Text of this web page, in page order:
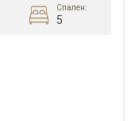
Спален:
5